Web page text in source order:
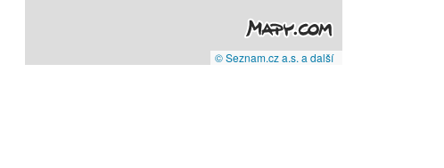
© Seznam.cz a.s. a další